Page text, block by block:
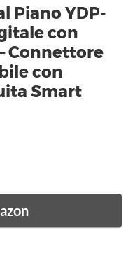
Piano YDP-
con
Connettore
con
Smart